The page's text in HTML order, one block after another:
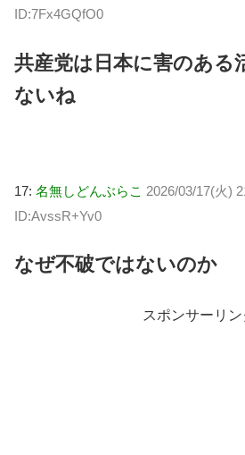
ID:7Fx4GQfO0
共産党は日本に害のある
ないね
17: 名無しどんぶらこ 2026/03/17(火)
ID:AvssR+Yv0
なぜ不破ではないのか
スポンサーリン